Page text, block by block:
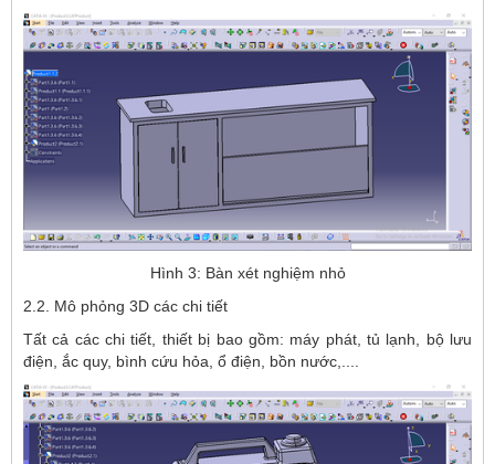
Hình 3: Bàn xét nghiệm nhỏ
2.2. Mô phỏng 3D các chi tiết
Tất cả các chi tiết, thiết bị bao gồm: máy phát, tủ lạnh, bộ lưu
điện, ắc quy, bình cứu hỏa, ổ điện, bồn nước,....